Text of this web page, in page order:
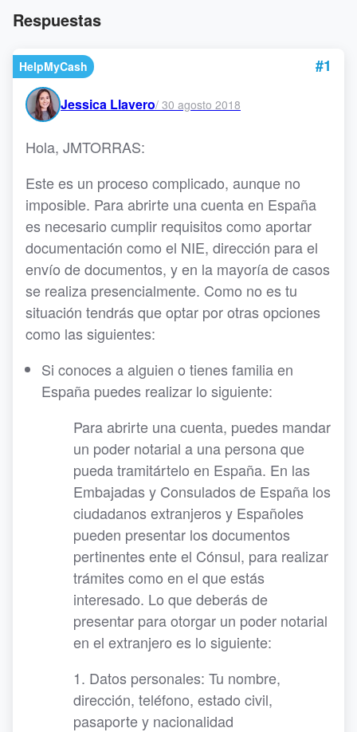
Respuestas
HelpMyCash #1
Jessica Llavero/ 30 agosto 2018
Hola, JMTORRAS:
Este es un proceso complicado, aunque no
imposible. Para abrirte una cuenta en España
es necesario cumplir requisitos como aportar
documentación como el NIE, dirección para el
envío de documentos, y en la mayoría de casos
se realiza presencialmente. Como no es tu
situación tendrás que optar por otras opciones
como las siguientes:
Si conoces a alguien o tienes familia en
España puedes realizar lo siguiente:
Para abrirte una cuenta, puedes mandar
un poder notarial a una persona que
pueda tramitártelo en España. En las
Embajadas y Consulados de España los
ciudadanos extranjeros y Españoles
pueden presentar los documentos
pertinentes ente el Cónsul, para realizar
trámites como en el que estás
interesado. Lo que deberás de
presentar para otorgar un poder notarial
en el extranjero es lo siguiente:
1. Datos personales: Tu nombre,
dirección, teléfono, estado civil,
pasaporte y nacionalidad